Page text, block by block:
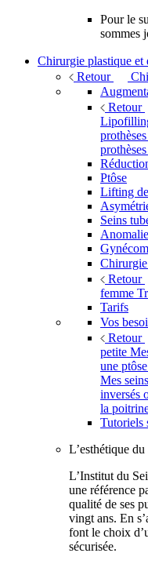
Pour le
sommes
Chirurgie plastique et
Retour
Retour
Ptôse
Lifting
Seins
Retour
femme
Tarifs
Vos
Retour
petite
une
Mes
inversés
la
Tutoriels
L’esthétique du
L’Institut du
une référence
qualité de ses
vingt ans. En
font le choix
sécurisée.